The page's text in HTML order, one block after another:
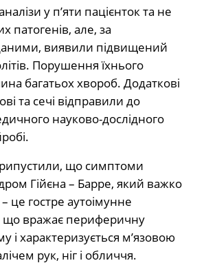
у п’яти пацієнток та не
патогенів, але, за
виявили підвищений
Порушення їхнього
багатьох хвороб. Додаткові
та сечі відправили до
науково-дослідного
що симптоми
Гійєна – Барре, який важко
– це гостре аутоімунне
що вражає периферичну
і характеризується м’язовою
рук, ніг і обличчя.